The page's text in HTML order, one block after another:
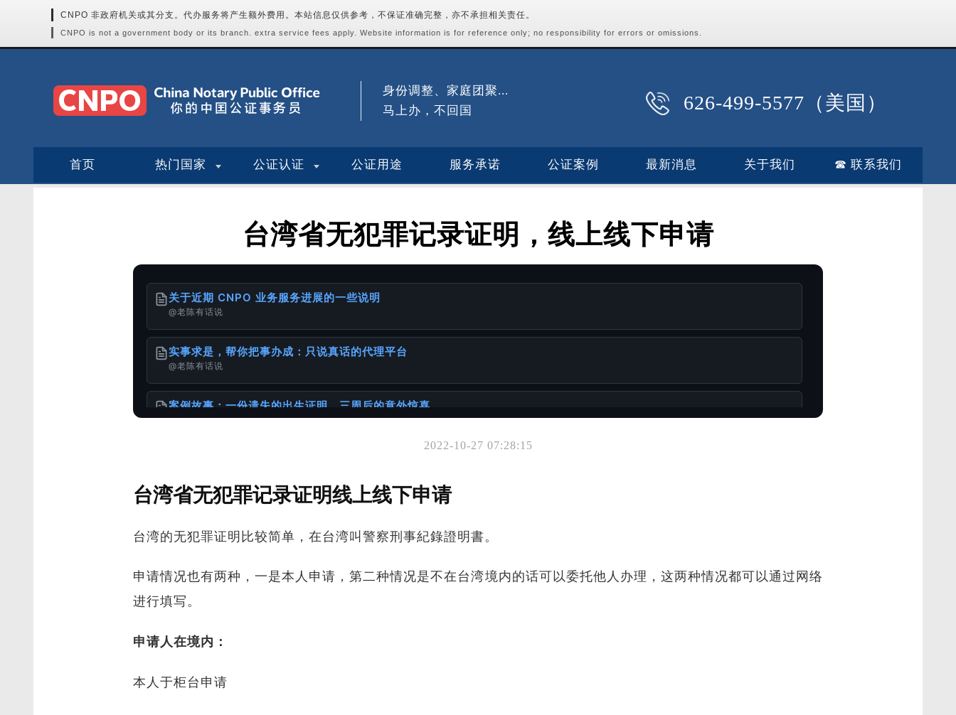
CNPO 非政府机关或其分支。代办服务将产生额外费用。本站信息仅供参考，不保证准确完整，亦不承担相关责任。
CNPO is not a government body or its branch. extra service fees apply. Website information is for reference only; no responsibility for errors or omissions.
626-499-5577（美国）
身份调整、家庭团聚...
马上办，不回国
首页 热门国家 公证认证 公证用途 服务承诺 公证案例 最新消息 关于我们 ☎ 联系我们
台湾省无犯罪记录证明，线上线下申请
关于近期 CNPO 业务服务进展的一些说明
@老陈有话说
实事求是，帮你把事办成：只说真话的代理平台
@老陈有话说
案例故事：一份遗失的出生证明，三周后的意外惊喜
@老陈有话说
你可能也喜欢
港台身份办理国内的无犯罪公证书
@样本库
怎么办理出生公证书？针对不同年代出生人群的详细攻略
@老陈有话说
2022-10-27 07:28:15
台湾省无犯罪记录证明线上线下申请
台湾的无犯罪证明比较简单，在台湾叫警察刑事紀錄證明書。
申请情况也有两种，一是本人申请，第二种情况是不在台湾境内的话可以委托他人办理，这两种情况都可以通过网络
进行填写。
申请人在境内：
本人于柜台申请